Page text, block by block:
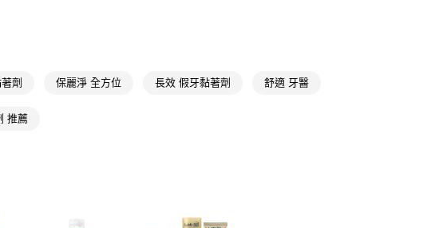
付客戶支援中心」https://netprotections.freshdesk.com/support/home
每筆NT$65，滿NT$490(含以上)免運費
7-11取貨付款
宅配(本島)
劑 保麗淨 全方位 長效 假牙黏著劑 舒適 牙醫
推薦